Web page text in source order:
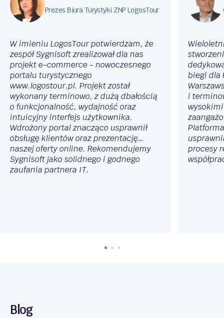
Aplikacja mobilna Moja Enea
Projekt zrealizowany dla spółki skarbu państwa Enea
SA. W ramach projektu powstała aplikacja mobilna
na platformy iOS oraz Android, która pełni rolę
(eBOK) elektronicznego biura obsługi klienta dla
klientów indywidualnych i biznesowych.
Prezes Biura Turystyki ZNP LogosTour
W imieniu LogosTour potwierdzam, że
zespół Sygnisoft zrealizował dla nas
projekt e-commerce - nowoczesnego
portalu turystycznego
www.logostour.pl. Projekt został
wykonany terminowo, z dużą dbałością
o funkcjonalność, wydajność oraz
intuicyjny interfejs użytkownika.
Wdrożony portal znacząco usprawnił
obsługę klientów oraz prezentację
naszej oferty online. Rekomendujemy
Sygnisoft jako solidnego i godnego
zaufania partnera IT.
biegi dla
i
procesy
Blog